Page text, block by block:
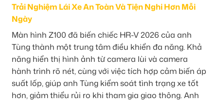
Trải Nghiệm Lái Xe An Toàn Và Tiện Nghi Hơn Mỗi
Ngày
Màn hình Z100 đã biến chiếc HR-V 2026 của anh
Tùng thành một trung tâm điều khiển đa năng. Khả
năng hiển thị hình ảnh từ camera lùi và camera
hành trình rõ nét, cùng với việc tích hợp cảm biến áp
suất lốp, giúp anh Tùng kiểm soát tình trạng xe tốt
hơn, giảm thiểu rủi ro khi tham gia giao thông. Anh